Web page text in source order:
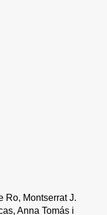
Ro, Montserrat J.
Anna Tomás i